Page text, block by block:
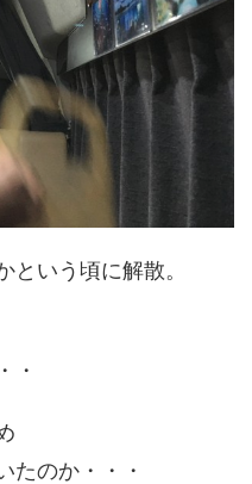
という頃に解散。
・
たのか・・・